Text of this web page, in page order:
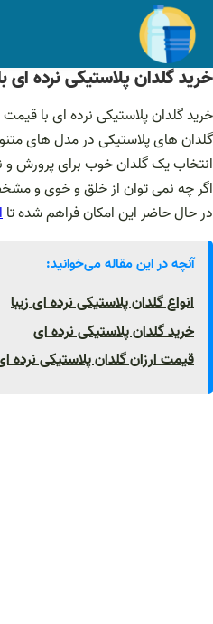
رفتن
محتوا
خرید گلدان پلاستیکی نرده ای
خرید گلدان پلاستیکی نرده ای با
گلدان های پلاستیکی در مدل های
انتخاب یک گلدان خوب برای پرورش و
اگر چه نمی توان از خلق و خوی و
در حال حاضر این امکان فراهم شده تا
آنچه در این مقاله می‌خوانید:
انواع گلدان پلاستیکی نرده ای زیبا
خرید گلدان پلاستیکی نرده ای
قیمت ارزان گلدان پلاستیکی نرده